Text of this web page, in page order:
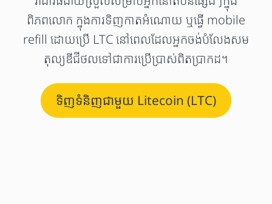
ពិភពលោក ក្នុងការទិញកាតអំណោយ ឬធ្វើ mobile
refill ដោយប្រើ LTC នៅពេលដែលអ្នកចង់បំលែងសម
តុល្យឌីជីថលទៅជាការប្រើប្រាស់ពិតប្រាកដ។
ទិញទំនិញជាមួយ Litecoin (LTC)